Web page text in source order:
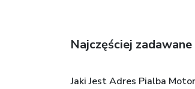
Najczęściej
Jaki Jest Adres Pialba